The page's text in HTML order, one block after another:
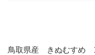
鳥取県産 きぬむすめ